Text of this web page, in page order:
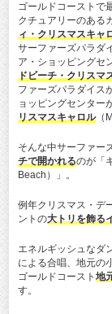
ゴールドコーストで
クチュアリーのある
ィ・クリスマスキャ
サーファーズパラダ
ア・ショッピングセ
ドビーチ・クリスマ
ファーズパラダイス
ョッピングセンター
リスマスキャロル（
そんな中サーファー
チで開かれるのが「
Beach）」。
例年クリスマス・デ
ントの大トリを飾る
エネルギッシュなダ
による合唱、地元の
ゴールドコースト 地
す。